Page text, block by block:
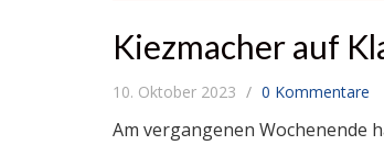
Kiezmacher auf
10. Oktober 2023 0 Kommentare
Am vergangenen Wochenende